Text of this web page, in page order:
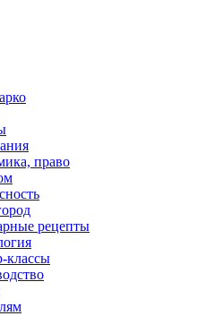
право
рецепты
классы